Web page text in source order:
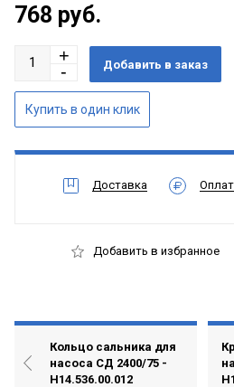
768 руб.
Доставка
Добавить в избранное
Кольцо сальника для
насоса СД 2400/75 -
Н14.536.00.012